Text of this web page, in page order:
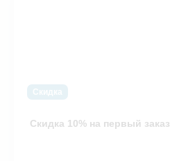
Скидка
Скидка 10% на первый заказ